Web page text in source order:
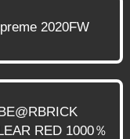
2020FW
RED 1000％